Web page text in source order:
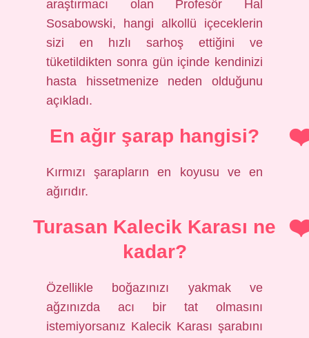
araştırmacı olan Profesör Hal
Sosabowski, hangi alkollü içeceklerin
sizi en hızlı sarhoş ettiğini ve
tüketildikten sonra gün içinde kendinizi
hasta hissetmenize neden olduğunu
açıkladı.
En ağır şarap hangisi?
Kırmızı şarapların en koyusu ve en
ağırıdır.
Turasan Kalecik Karası ne
kadar?
Özellikle boğazınızı yakmak ve
ağzınızda acı bir tat olmasını
istemiyorsanız Kalecik Karası şarabını